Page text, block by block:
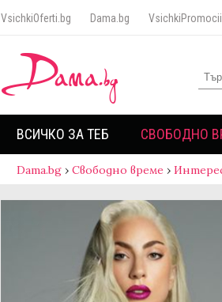
VsichkiOferti.bg Dama.bg
ВСИЧКО ЗА ТЕБ СВОБОДНО
Dama.bg › Свободно време ›